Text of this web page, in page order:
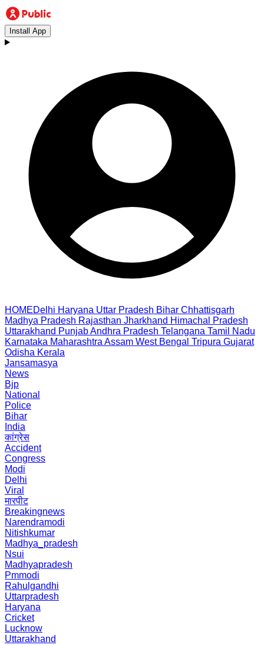
Install App
HOMEDelhi Haryana Uttar Pradesh Bihar Chhattisgarh
Madhya Pradesh Rajasthan Jharkhand Himachal Pradesh
Uttarakhand PunjabAndhra Pradesh Telangana Tamil Nadu
Karnataka Maharashtra Assam West Bengal Tripura Gujarat
Odisha Kerala
Jansamasya
News
Bjp
National
Police
Bihar
India
कांग्रेस
Accident
Congress
Modi
Delhi
Viral
मारपीट
Breakingnews
Narendramodi
Nitishkumar
Madhya_pradesh
Nsui
Madhyapradesh
Pmmodi
Rahulgandhi
Uttarpradesh
Haryana
Cricket
Lucknow
Uttarakhand